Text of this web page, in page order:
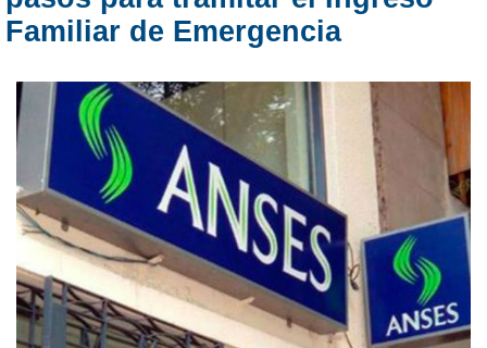
Familiar de Emergencia